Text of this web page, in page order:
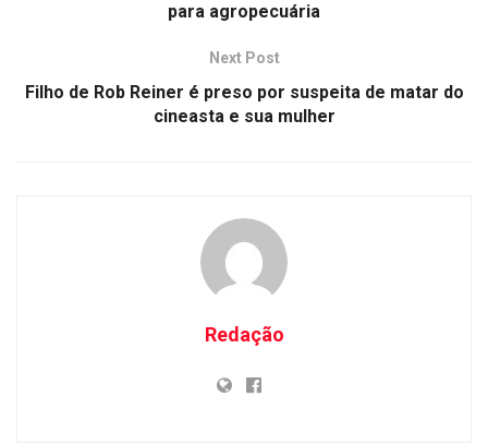
para agropecuária
Next Post
Filho de Rob Reiner é preso por suspeita de matar do
cineasta e sua mulher
Redação